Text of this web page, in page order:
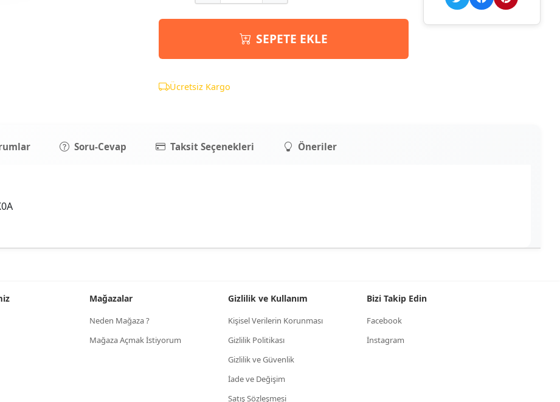
SEPETE EKLE
Ücretsiz Kargo
Soru-Cevap Taksit Seçenekleri Öneriler
Mağazalar
Neden Mağaza ?
Mağaza Açmak İstiyorum
Gizlilik ve Kullanım
Kişisel Verilerin Korunması
Gizlilik Politikası
Gizlilik ve Güvenlik
İade ve Değişim
Satış Sözleşmesi
Bizi Takip Edin
Facebook
İnstagram